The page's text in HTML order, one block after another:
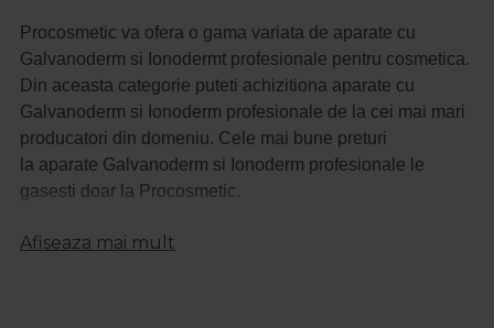
Procosmetic va ofera o gama variata de aparate cu
Galvanoderm si Ionodermt profesionale pentru cosmetica.
Din aceasta categorie puteti achizitiona aparate cu
Galvanoderm si Ionoderm profesionale de la cei mai mari
producatori din domeniu. Cele mai bune preturi
la aparate Galvanoderm si Ionoderm profesionale le
gasesti doar la Procosmetic.
La fiecare produs din categoria aparate cu
Afiseaza mai mult